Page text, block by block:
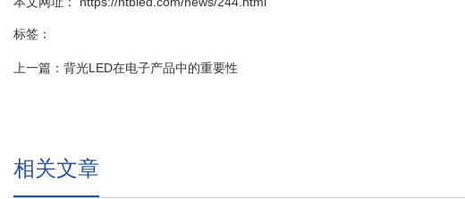
标签：
上一篇： 背光LED在电子产品中的重要性
相关文章